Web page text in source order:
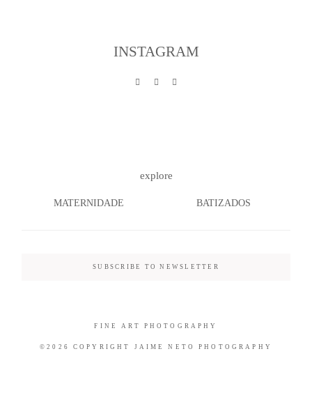
CONTACTO
PHOTOGRAPHY
INSTAGRAM
explore
MATERNIDADE BATIZADOS
SUBSCRIBE TO NEWSLETTER
©2026 COPYRIGHT JAIME NETO PHOTOGRAPHY
FINE ART PHOTOGRAPHY